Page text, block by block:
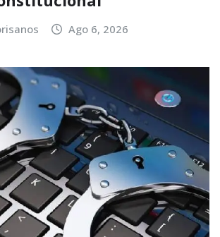
Ago 6, 2026